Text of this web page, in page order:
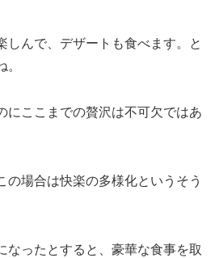
しんで、デザートも食べます。と
にここまでの贅沢は不可欠ではあ
の場合は快楽の多様化というそう
なったとすると、豪華な食事を取